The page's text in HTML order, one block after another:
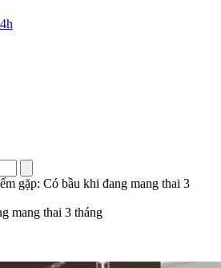
gặp: Có bầu khi đang mang thai 3
mang thai 3 tháng